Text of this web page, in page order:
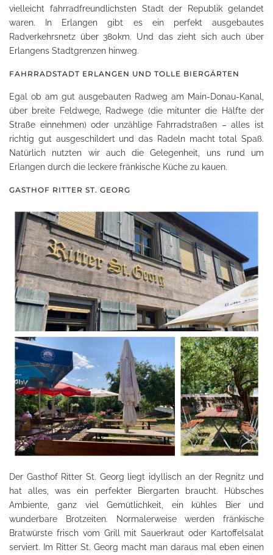
vielleicht fahrradfreundlichsten Stadt der Republik gelandet
waren. In Erlangen gibt es ein perfekt ausgebautes
Radverkehrsnetz über 380km. Und das zieht sich auch über
Erlangens Stadtgrenzen hinweg.
FAHRRADSTADT ERLANGEN UND TOLLE BIERGÄRTEN
Egal ob am gut ausgebauten Radweg am Main-Donau-Kanal,
über breite Feldwege, Radwege (die mitunter die Hälfte der
Straße einnehmen) oder unzählige Fahrradstraßen – alles ist
richtig gut ausgeschildert und das Radeln macht total Spaß.
Natürlich nutzten wir auch die Gelegenheit, uns rund um
Erlangen durch die leckere fränkische Küche zu kauen.
GASTHOF RITTER ST. GEORG
Der Gasthof Ritter St. Georg liegt idyllisch an der Regnitz und
hat alles, was ein perfekter Biergarten braucht. Hübsches
Ambiente, ganz viel Gemütlichkeit, ein kühles Bier und
wunderbare Brotzeiten. Normalerweise werden fränkische
Bratwürste frisch vom Grill mit Sauerkraut oder Kartoffelsalat
serviert. Im Ritter St. Georg macht man daraus mal eben einen